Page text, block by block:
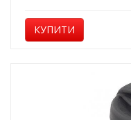
КУПИТИ